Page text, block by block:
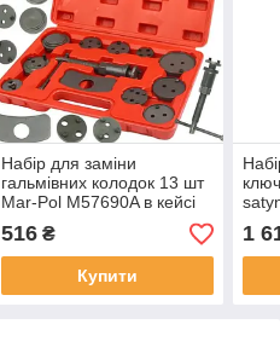
Набір для заміни
гальмівних колодок 13 шт
Mar-Pol M57690A в кейсі
516₴
Купити
1